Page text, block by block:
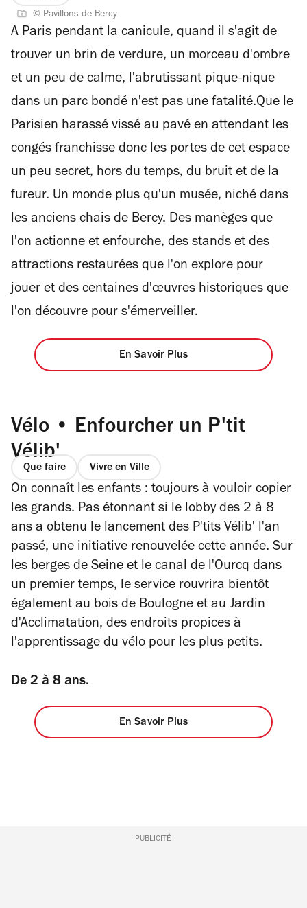
© Pavillons de Bercy
A Paris pendant la canicule, quand il s'agit de
trouver un brin de verdure, un morceau d'ombre
et un peu de calme, l'abrutissant pique-nique
dans un parc bondé n'est pas une fatalité.Que le
Parisien harassé vissé au pavé en attendant les
congés franchisse donc les portes de cet espace
un peu secret, hors du temps, du bruit et de la
fureur. Un monde plus qu'un musée, niché dans
les anciens chais de Bercy. Des manèges que
l'on actionne et enfourche, des stands et des
attractions restaurées que l'on explore pour
jouer et des centaines d'œuvres historiques que
l'on découvre pour s'émerveiller.
En Savoir Plus
Vélo • Enfourcher un P'tit
Vélib'
Que faire Vivre en Ville
On connaît les enfants : toujours à vouloir copier
les grands. Pas étonnant si le lobby des 2 à 8
ans a obtenu le lancement des P'tits Vélib' l'an
passé, une initiative renouvelée cette année. Sur
les berges de Seine et le canal de l'Ourcq dans
un premier temps, le service rouvrira bientôt
également au bois de Boulogne et au Jardin
d'Acclimatation, des endroits propices à
l'apprentissage du vélo pour les plus petits.
De 2 à 8 ans.
En Savoir Plus
PUBLICITÉ